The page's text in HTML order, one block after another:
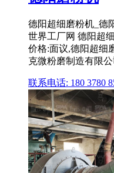
德阳超细磨粉机_德
世界工厂网 德阳超
价格:面议,德阳超细
克微粉磨制造有限
联系电话: 180 3780